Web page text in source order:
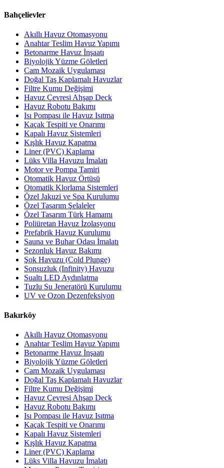
Bahçelievler
Akıllı Havuz Otomasyonu
Anahtar Teslim Havuz Yapımı
Betonarme Havuz İnşaatı
Biyolojik Yüzme Göletleri
Cam Mozaik Uygulaması
Doğal Taş Kaplamalı Havuzlar
Filtre Kumu Değişimi
Havuz Çevresi Ahşap Deck
Havuz Robotu Bakımı
Isı Pompası ile Havuz Isıtma
Kaçak Tespiti ve Onarımı
Kapalı Havuz Sistemleri
Kışlık Havuz Kapatma
Liner (PVC) Kaplama
Lüks Villa Havuzu İmalatı
Motor ve Pompa Tamiri
Otomatik Havuz Örtüsü
Otomatik Klorlama Sistemleri
Özel Jakuzi ve Spa Kurulumu
Özel Tasarım Şelaleler
Özel Tasarım Türk Hamamı
Poliüretan Havuz İzolasyonu
Prefabrik Havuz Kurulumu
Sauna ve Buhar Odası İmalatı
Sezonluk Havuz Bakımı
Şok Havuzu (Cold Plunge)
Sonsuzluk (Infinity) Havuzu
Sualtı LED Aydınlatma
Tuzlu Su Jeneratörü Kurulumu
UV ve Ozon Dezenfeksiyon
Bakırköy
Akıllı Havuz Otomasyonu
Anahtar Teslim Havuz Yapımı
Betonarme Havuz İnşaatı
Biyolojik Yüzme Göletleri
Cam Mozaik Uygulaması
Doğal Taş Kaplamalı Havuzlar
Filtre Kumu Değişimi
Havuz Çevresi Ahşap Deck
Havuz Robotu Bakımı
Isı Pompası ile Havuz Isıtma
Kaçak Tespiti ve Onarımı
Kapalı Havuz Sistemleri
Kışlık Havuz Kapatma
Liner (PVC) Kaplama
Lüks Villa Havuzu İmalatı